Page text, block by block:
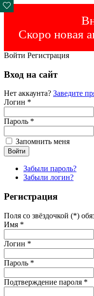
Скоро новая
Войти Регистрация
Вход на сайт
Нет аккаунта? Заведите
Логин *
Пароль *
Запомнить меня
Забыли пароль?
Забыли логин?
Регистрация
Поля со звёздочкой (*)
Имя *
Логин *
Пароль *
Подтверждение пароля *